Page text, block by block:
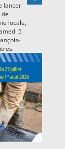
lancer
locale,
5